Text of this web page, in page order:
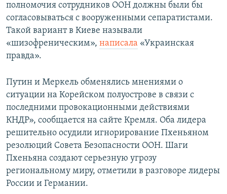
полномочия сотрудников ООН должны были бы
согласовываться с вооруженными сепаратистами.
Такой вариант в Киеве называли
«шизофреническим», написала «Украинская
правда».
Путин и Меркель обменялись мнениями о
ситуации на Корейском полуострове в связи с
последними провокационными действиями
КНДР», сообщается на сайте Кремля. Оба лидера
решительно осудили игнорирование Пхеньяном
резолюций Совета Безопасности ООН. Шаги
Пхеньяна создают серьезную угрозу
региональному миру, отметили в разговоре лидеры
России и Германии.